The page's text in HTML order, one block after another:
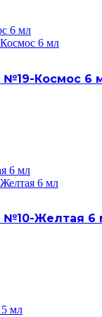
№19-Космос 6
№10-Желтая 6